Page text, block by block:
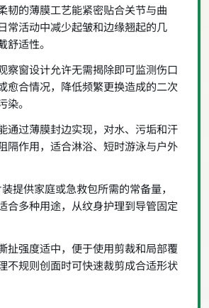
韧的薄膜工艺能紧密贴合关节与曲
常活动中减少起皱和边缘翘起的几
舒适性。
察窗设计允许无需揭除即可监测伤口
愈合情况，降低频繁更换造成的二次
染。
通过薄膜封边实现，对水、污垢和汗
隔作用，适合淋浴、短时游泳与户外
提供家庭或急救包所需的常备量，
合多种用途，从纹身护理到导管固定
扯强度适中，便于使用剪裁和局部覆
不规则创面时可快速裁剪成合适形状